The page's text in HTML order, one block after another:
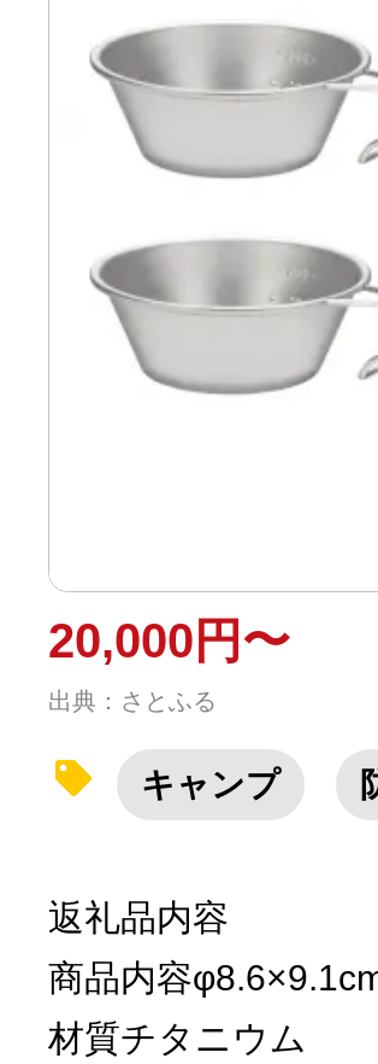
はじめるバイブ
よくあるご質問
問い合わせ
20,000円〜
出典：さとふる
キャンプ
返礼品内容
商品内容
材質チタニウム